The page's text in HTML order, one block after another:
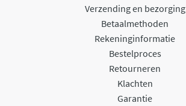
Verzending en bezorging
Betaalmethoden
Rekeninginformatie
Bestelproces
Retourneren
Klachten
Garantie